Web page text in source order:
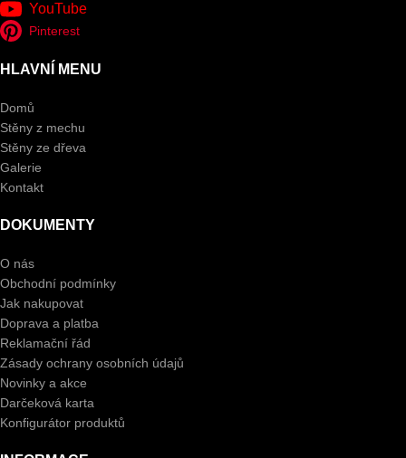
YouTube
Pinterest
HLAVNÍ MENU
Domů
Stěny z mechu
Stěny ze dřeva
Galerie
Kontakt
DOKUMENTY
O nás
Obchodní podmínky
Jak nakupovat
Doprava a platba
Reklamační řád
Zásady ochrany osobních údajů
Novinky a akce
Darčeková karta
Konfigurátor produktů